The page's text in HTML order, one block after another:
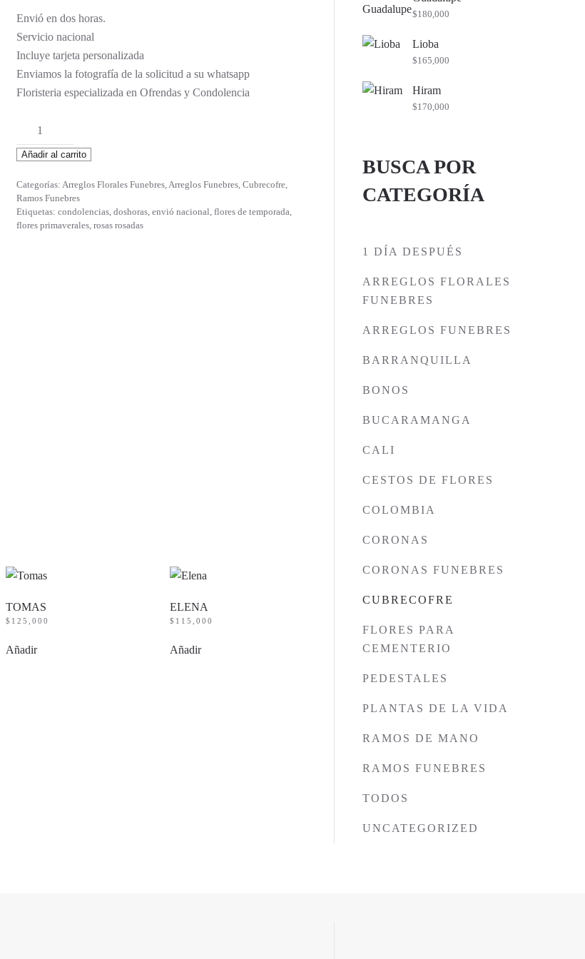
Envió en dos horas.
Servicio nacional
Incluye tarjeta personalizada
Enviamos la fotografía de la solicitud a su whatsapp
Floristeria especializada en Ofrendas y Condolencia
cantidad
Añadir al carrito
Categorías: Arreglos Florales Funebres,Arreglos Funebres, Cubrecofre,
Ramos Funebres
Etiquetas: condolencias, doshoras, envió nacional, flores de temporada,
flores primaverales, rosas rosadas
TOMAS
$ 125,000
Añadir
ELENA
$ 115,000
Añadir
$180,000
Lioba
$165,000
Hiram
$170,000
BUSCA POR
CATEGORÍA
1 DÍA DESPUÉS
ARREGLOS FLORALES
FUNEBRES
ARREGLOS FUNEBRES
BARRANQUILLA
BONOS
BUCARAMANGA
CALI
CESTOS DE FLORES
COLOMBIA
CORONAS
CORONAS FUNEBRES
CUBRECOFRE
FLORES PARA
CEMENTERIO
PEDESTALES
PLANTAS DE LA VIDA
RAMOS DE MANO
RAMOS FUNEBRES
TODOS
UNCATEGORIZED